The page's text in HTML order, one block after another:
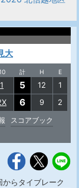
大
計 H E
1 5 12
1
6 9
2
スコアブック
らタイブレーク